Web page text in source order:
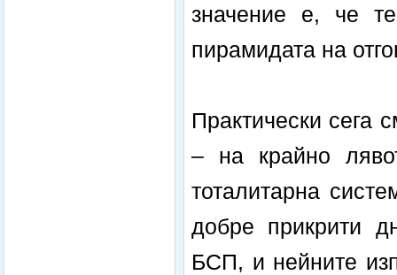
значение е, че
пирамидата на
Практически сега
– на крайно
тоталитарна
добре прикрити
БСП, и нейните